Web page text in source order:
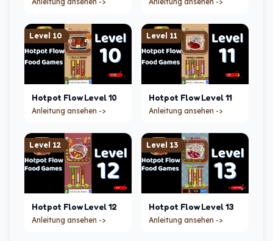
Level 10
Hotpot Flow Level10
Anleitung ansehen ->
Level 11
Hotpot Flow Level11
Anleitung ansehen ->
Level 12
Hotpot Flow Level12
Anleitung ansehen ->
Level 13
Hotpot Flow Level13
Anleitung ansehen ->